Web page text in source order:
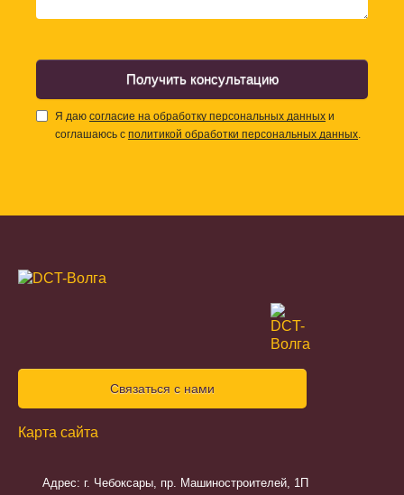
Получить консультацию
Я даю согласие на обработку персональных данных и
соглашаюсь с политикой обработки персональных данных.
Связаться с нами
Карта сайта
Адрес: г. Чебоксары, пр. Машиностроителей, 1П